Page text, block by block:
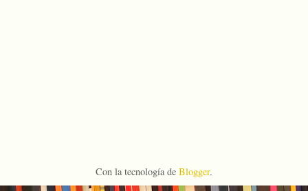
Con la tecnología de Blogger.